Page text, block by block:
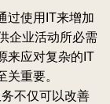
过使用IT来增加
企业活动所必需
来应对复杂的IT
重要。
不仅可以改善